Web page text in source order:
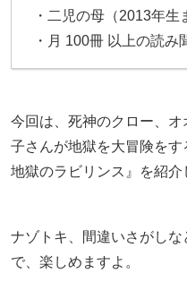
・二児の母（2013年生
・月 100冊 以上の読み
今回は、死神のクロー、
子さんが地獄を大冒険を
地獄のラビリンス』を紹介
ナゾトキ、間違いさがし
で、楽しめますよ。